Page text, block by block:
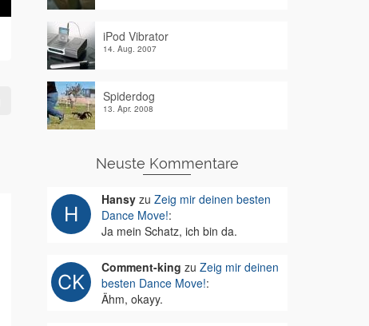
iPod Vibrator
14. Aug. 2007
Spiderdog
13. Apr. 2008
Neuste Kommentare
Hansyzu Zeig mir deinen besten
Dance Move!:
Ja mein Schatz, ich bin da.
Comment-king zu Zeig mir deinen
besten Dance Move!:
Ähm, okayy.